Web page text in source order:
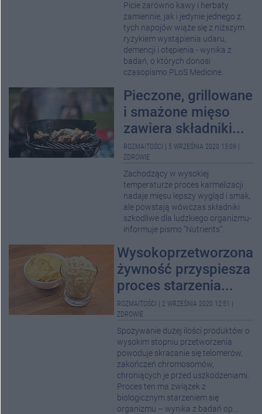
Picie zarówno kawy i herbaty
zamiennie, jak i jedynie jednego z
tych napojów wiąże się z niższym
ryzykiem wystąpienia udaru,
demencji i otępienia - wynika z
badań, o których donosi
czasopismo PLoS Medicine.
Pieczone, grillowane
i smażone mięso
zawiera składniki...
ROZMAITOŚCI 5 WRZEŚNIA 2020 13:09
ZDROWIE
Zachodzący w wysokiej
temperaturze proces karmelizacji
nadaje mięsu lepszy wygląd i smak,
ale powstają wówczas składniki
szkodliwe dla ludzkiego organizmu-
informuje pismo “Nutrients”.
Wysokoprzetworzona
żywność przyspiesza
proces starzenia...
ROZMAITOŚCI 2 WRZEŚNIA 2020 12:51
ZDROWIE
Spożywanie dużej ilości produktów o
wysokim stopniu przetworzenia
powoduje skracanie się telomerów,
zakończeń chromosomów,
chroniących je przed uszkodzeniami.
Proces ten ma związek z
biologicznym starzeniem się
organizmu – wynika z badań op...